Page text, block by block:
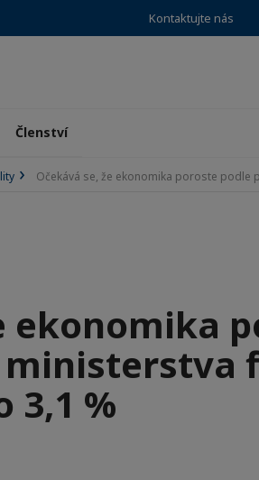
Kontaktujte nás
Členství
Očekává se, že ekonomika poroste podle
ekonomika
ministerstva
3,1 %